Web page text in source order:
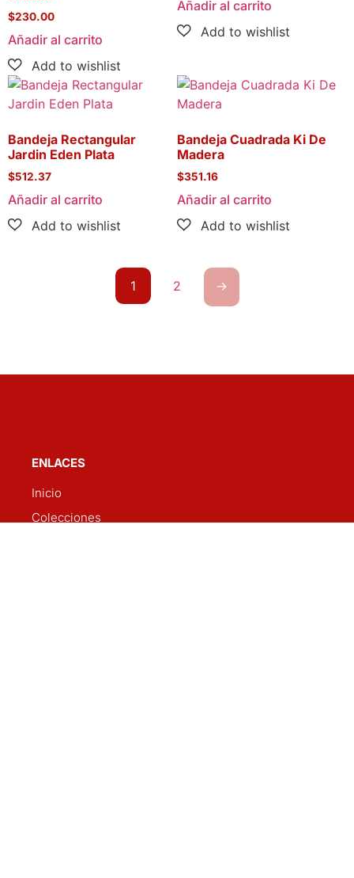
$230.00
Añadir al carrito
Añadir al carrito
Bandeja Rectangular
Jardin Eden Plata
$512.37
Añadir al carrito
Bandeja Cuadrada Ki De
Madera
$351.16
Añadir al carrito
1 2 →
ENLACES
Inicio
Colecciones